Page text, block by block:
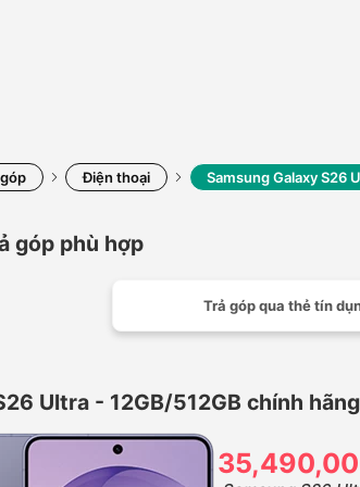
Điện thoại Samsung Galaxy S26
góp phù hợp
Trả góp qua thẻ tín
Ultra - 12GB/512GB chính hãng